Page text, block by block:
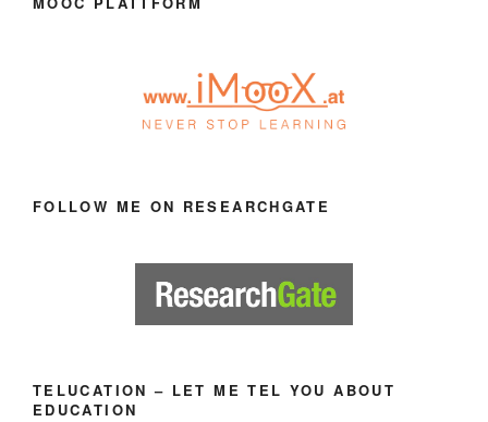
FOLLOW ME ON RESEARCHGATE
TELUCATION – LET ME TEL YOU ABOUT
EDUCATION